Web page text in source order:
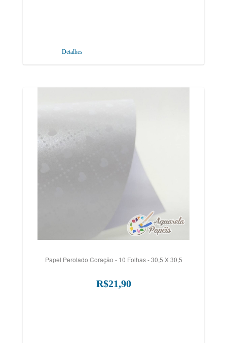
Detalhes
Papel Perolado Coração - 10 Folhas - 30,5 X 30,5
R$21,90